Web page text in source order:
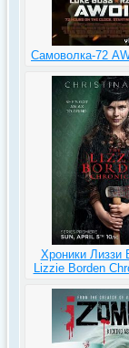
Самоволка-72
Хроники Лиззи
Lizzie Borden